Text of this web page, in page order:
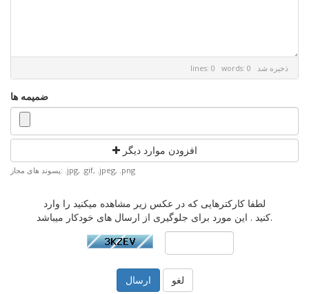
lines: 0 words: 0 ذخیره شد
ضمیمه ها
افزودن موارد دیگر
پسوند های مجاز: .jpg, .gif, .jpeg, .png
لطفا کارکترهایی که در عکس زیر مشاهده میکنید را وارد
کنید . این مورد برای جلوگیری از ارسال های خودکار میباشد.
لغو